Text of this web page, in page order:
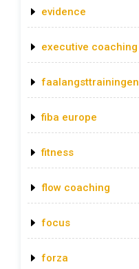
evidence
executive coaching
faalangsttrainingen
fiba europe
fitness
flow coaching
focus
forza